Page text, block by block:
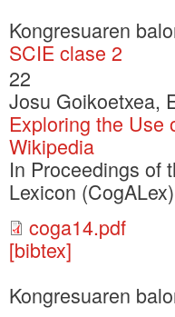
Kongresuaren
SCIE clase 2
22
Josu Goikoetxea,
Exploring the Use
Wikipedia
In Proceedings of
Lexicon
coga14.pdf
[bibtex]
Kongresuaren